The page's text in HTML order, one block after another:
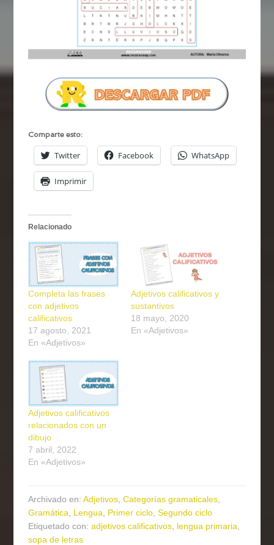
Comparte esto:
Twitter Facebook WhatsApp
Imprimir
Relacionado
Completa las frases
con adjetivos
calificativos
17 agosto, 2021
En «Adjetivos»
Adjetivos calificativos y
sustantivos
18 mayo, 2020
En «Adjetivos»
Adjetivos calificativos
relacionados con un
dibujo
7 abril, 2022
En «Adjetivos»
Archivado en:Adjetivos ,Categorías gramaticales
Gramática
Lengua Primer ciclo ,Segundo ciclo
Etiquetado con:adjetivos calificativos lengua primaria
sopa de letras